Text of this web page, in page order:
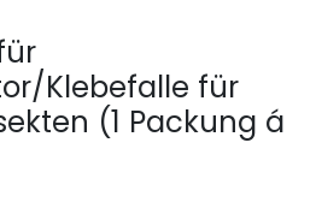
Klebefalle für
(1 Packung á